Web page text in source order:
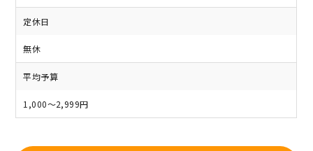
定休日
無休
平均予算
1,000～2,999円